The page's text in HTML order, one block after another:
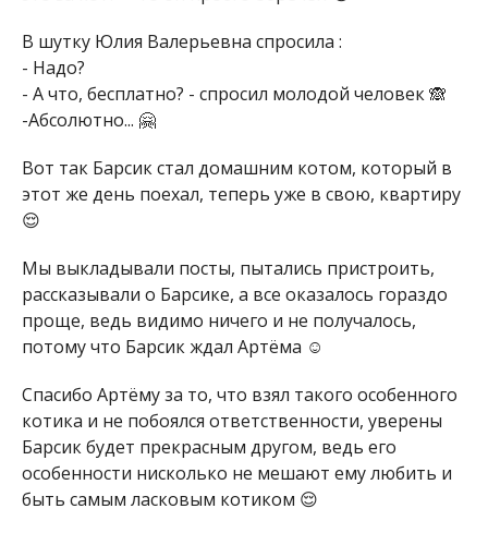
В шутку Юлия Валерьевна спросила :
- Надо?
- А что, бесплатно? - спросил молодой человек 🙈
-Абсолютно... 🤗
Вот так Барсик стал домашним котом, который в
этот же день поехал, теперь уже в свою, квартиру
😌
Мы выкладывали посты, пытались пристроить,
рассказывали о Барсике, а все оказалось гораздо
проще, ведь видимо ничего и не получалось,
потому что Барсик ждал Артёма ☺️
Спасибо Артёму за то, что взял такого особенного
котика и не побоялся ответственности, уверены
Барсик будет прекрасным другом, ведь его
особенности нисколько не мешают ему любить и
быть самым ласковым котиком 😌